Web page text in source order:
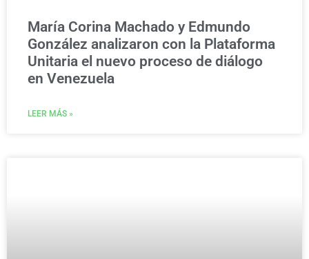
María Corina Machado y Edmundo
González analizaron con la Plataforma
Unitaria el nuevo proceso de diálogo
en Venezuela
LEER MÁS »